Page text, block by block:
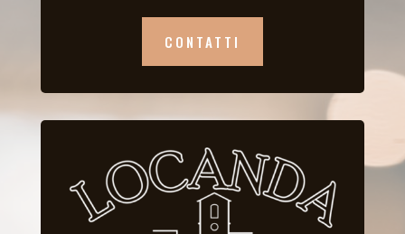
CONTATTI